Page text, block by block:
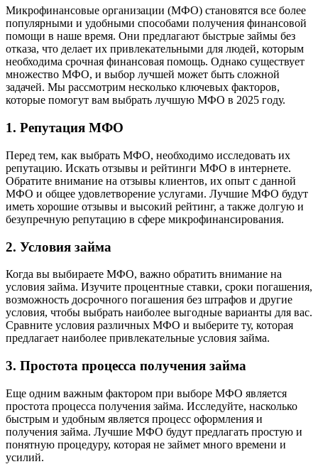
Микрофинансовые организации (МФО) становятся все более
популярными и удобными способами получения финансовой
помощи в наше время. Они предлагают быстрые займы без
отказа, что делает их привлекательными для людей, которым
необходима срочная финансовая помощь. Однако существует
множество МФО, и выбор лучшей может быть сложной
задачей. Мы рассмотрим несколько ключевых факторов,
которые помогут вам выбрать лучшую МФО в 2025 году.
1. Репутация МФО
Перед тем, как выбрать МФО, необходимо исследовать их
репутацию. Искать отзывы и рейтинги МФО в интернете.
Обратите внимание на отзывы клиентов, их опыт с данной
МФО и общее удовлетворение услугами. Лучшие МФО будут
иметь хорошие отзывы и высокий рейтинг, а также долгую и
безупречную репутацию в сфере микрофинансирования.
2. Условия займа
Когда вы выбираете МФО, важно обратить внимание на
условия займа. Изучите процентные ставки, сроки погашения,
возможность досрочного погашения без штрафов и другие
условия, чтобы выбрать наиболее выгодные варианты для вас.
Сравните условия различных МФО и выберите ту, которая
предлагает наиболее привлекательные условия займа.
3. Простота процесса получения займа
Еще одним важным фактором при выборе МФО является
простота процесса получения займа. Исследуйте, насколько
быстрым и удобным является процесс оформления и
получения займа. Лучшие МФО будут предлагать простую и
понятную процедуру, которая не займет много времени и
усилий.